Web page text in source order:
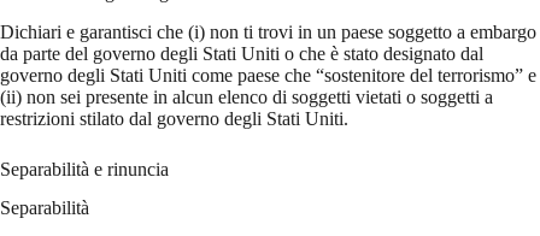
Dichiari e garantisci che (i) non ti trovi in un paese soggetto a embargo
da parte del governo degli Stati Uniti o che è stato designato dal
governo degli Stati Uniti come paese che “sostenitore del terrorismo” e
(ii) non sei presente in alcun elenco di soggetti vietati o soggetti a
restrizioni stilato dal governo degli Stati Uniti.
Separabilità e rinuncia
Separabilità